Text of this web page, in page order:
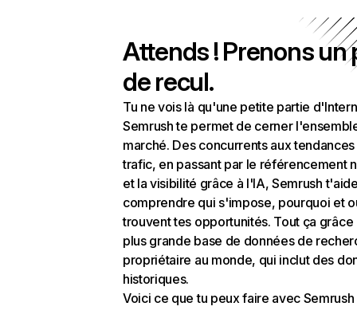
Attends ! Prenons un
de recul.
Tu ne vois là qu'une petite partie
Semrush te permet de cerner
marché. Des concurrents aux
trafic, en passant par le référencement
et la visibilité grâce à l'IA, Semrush
comprendre qui s'impose, pourquoi et
trouvent tes opportunités. Tout ça grâce
plus grande base de données de
propriétaire au monde, qui inclut des
historiques.
Voici ce que tu peux faire avec Semrush